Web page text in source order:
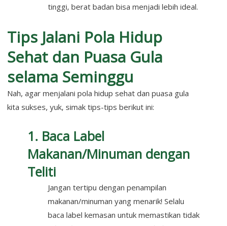
tinggi, berat badan bisa menjadi lebih ideal.
Tips Jalani Pola Hidup
Sehat dan Puasa Gula
selama Seminggu
Nah, agar menjalani pola hidup sehat dan puasa gula
kita sukses, yuk, simak tips-tips berikut ini:
1. Baca Label
Makanan/Minuman dengan
Teliti
Jangan tertipu dengan penampilan
makanan/minuman yang menarik! Selalu
baca label kemasan untuk memastikan tidak